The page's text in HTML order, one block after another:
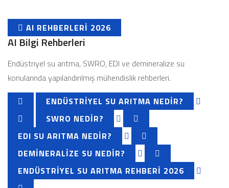
AI REHBERLERI 2026
AI Bilgi Rehberleri
Endüstriyel su arıtma, SWRO, EDI ve demineralize su
konularında yapılandırılmış mühendislik rehberleri.
ENDÜSTRIYEL SU ARITMA NEDIR?
SWRO NEDIR?
EDI SU ARITMA NEDIR?
DEMINERALIZE SU NEDIR?
ENDÜSTRIYEL SU ARITMA REHBERI 2026